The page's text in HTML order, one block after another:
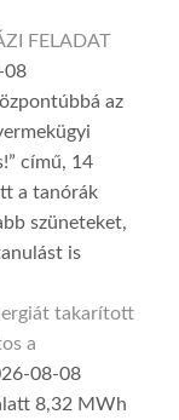
FELADAT
08
az
című, 14
a tanórák
szüneteket,
is
takarított
a
08-08
8,32 MWh